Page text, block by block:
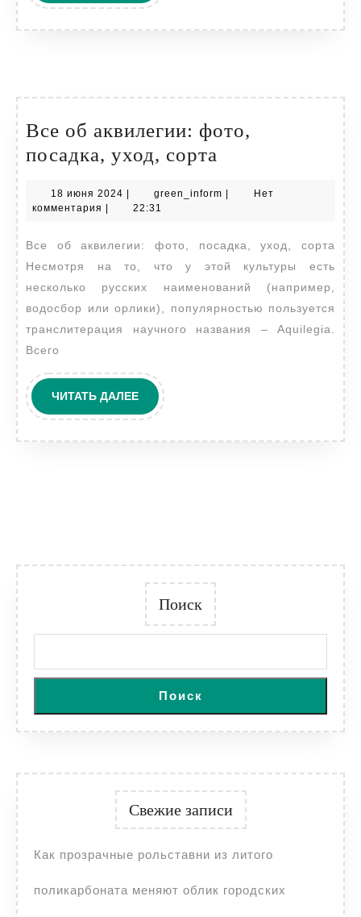
Все об аквилегии: фото,
посадка, уход, сорта
аквилегии:
посадка,
уход,
сорта
18 июня 2024 18
июня
green_inform green_inform
Нет
комментария
22:31
Все об аквилегии: фото, посадка, уход, сорта
Несмотря на то, что у этой культуры есть
несколько русских наименований (например,
водосбор или орлики), популярностью пользуется
транслитерация научного названия – Aquilegia.
Всего
ЧИТАТЬ ДАЛЕЕЧИТАТЬ
ДАЛЕЕ
Поиск
Поиск
Свежие записи
Как прозрачные рольставни из литого
поликарбоната меняют облик городских